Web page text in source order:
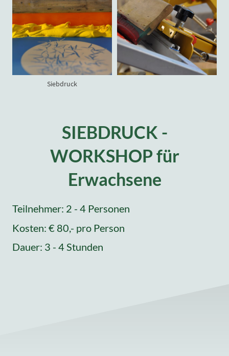
Siebdruck
SIEBDRUCK -
WORKSHOP für
Erwachsene
Teilnehmer: 2 - 4 Personen
Kosten: € 80,- pro Person
Dauer: 3 - 4 Stunden